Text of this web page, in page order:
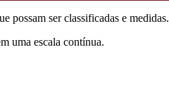
possam ser classificadas e medidas.
uma escala contínua.